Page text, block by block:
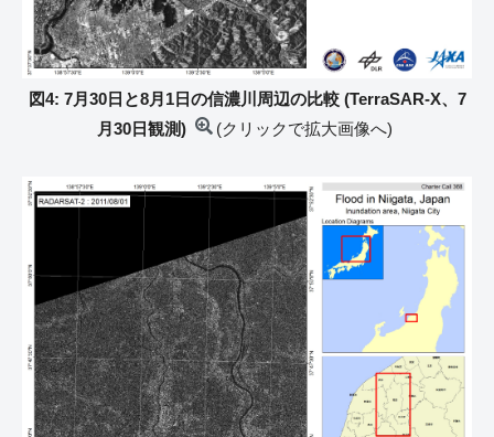
図4: 7月30日と8月1日の信濃川周辺の比較 (TerraSAR-X、7
月30日観測)
(クリックで拡大画像へ)